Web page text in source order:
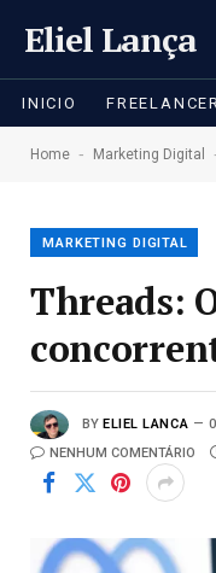
Eliel Lança
INICIO FREELANCER
Home - Marketing Digital
MARKETING DIGITAL
Threads:
BY ELIEL LANCA
NENHUM COMENTÁRIO